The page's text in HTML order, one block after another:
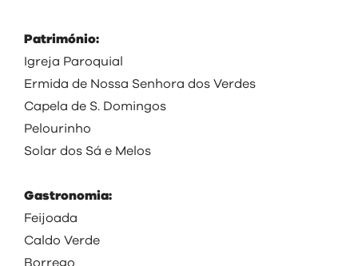
Património:
Igreja Paroquial
Ermida de Nossa Senhora dos Verdes
Capela de S. Domingos
Pelourinho
Solar dos Sá e Melos
Gastronomia:
Feijoada
Caldo Verde
Borrego